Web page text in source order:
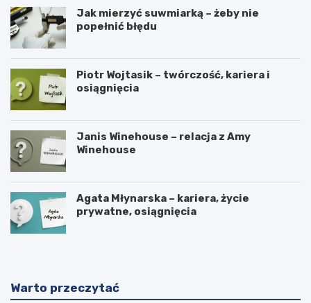
Jak mierzyć suwmiarką – żeby nie
popełnić błędu
Piotr Wojtasik – twórczość, kariera i
osiągnięcia
Janis Winehouse – relacja z Amy
Winehouse
Agata Młynarska – kariera, życie
prywatne, osiągnięcia
Warto przeczytać